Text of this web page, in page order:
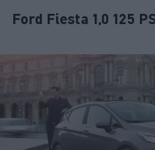
Ford Fiesta 1,0 125